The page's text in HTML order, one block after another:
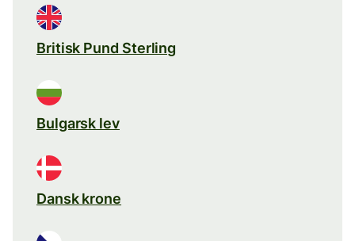
Britisk Pund Sterling
Bulgarsk lev
Dansk krone